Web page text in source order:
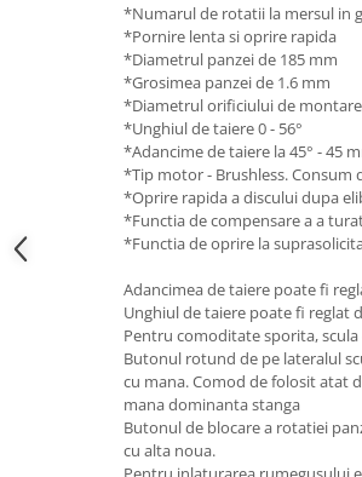
*Numarul de rotatii la mersul in
*Pornire lenta si oprire rapida
*Diametrul panzei de 185 mm
*Grosimea panzei de 1.6 mm
*Diametrul orificiului de
*Unghiul de taiere 0 - 56°
*Adancime de taiere la 45° - 45
*Tip motor - Brushless.
*Oprire rapida a discului dupa
*Functia de compensare a a
*Functia de oprire la
Adancimea de taiere poate fi
Unghiul de taiere poate fi reglat
Pentru comoditate sporita,
Butonul rotund de pe lateralul
cu mana. Comod de folosit atat
mana dominanta stanga
Butonul de blocare a rotatiei
cu alta noua.